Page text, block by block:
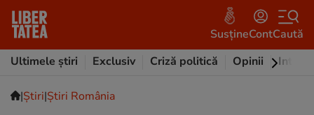
SusțineContCaută
Ultimele știri
Exclusiv Criză politică Opinii
|Ştiri|Știri România